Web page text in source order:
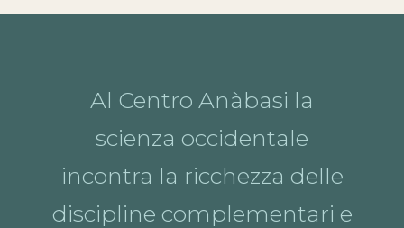
Al Centro Anàbasi la
scienza occidentale
incontra la ricchezza delle
discipline complementari e